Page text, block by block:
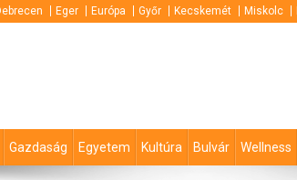
Eger Európa Győr Kecskemét Miskolc
Gazdaság Egyetem Kultúra Bulvár Wellness